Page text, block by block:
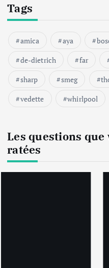
Tags
amica aya
de-dietrich
far
sharp
smeg
vedette
whirlpool
Les questions que
ratées